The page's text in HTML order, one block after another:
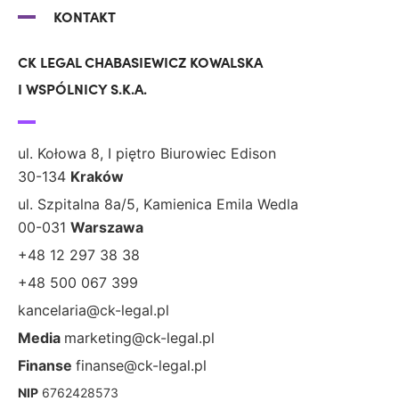
KONTAKT
CK LEGAL CHABASIEWICZ KOWALSKA
I WSPÓLNICY S.K.A.
ul. Kołowa 8, I piętro Biurowiec Edison
30-134 Kraków
ul. Szpitalna 8a/5, Kamienica Emila Wedla
00-031 Warszawa
+48 12 297 38 38
+48 500 067 399
kancelaria@ck-legal.pl
Media marketing@ck-legal.pl
Finanse finanse@ck-legal.pl
NIP 6762428573